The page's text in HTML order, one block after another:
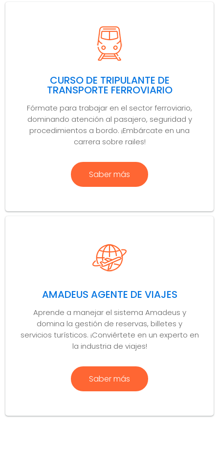
CURSO DE TRIPULANTE DE
TRANSPORTE FERROVIARIO
Fórmate para trabajar en el sector ferroviario,
dominando atención al pasajero, seguridad y
procedimientos a bordo. ¡Embárcate en una
carrera sobre railes!
Saber más
AMADEUS AGENTE DE VIAJES
Aprende a manejar el sistema Amadeus y
domina la gestión de reservas, billetes y
servicios turísticos. ¡Conviértete en un experto en
la industria de viajes!
Saber más